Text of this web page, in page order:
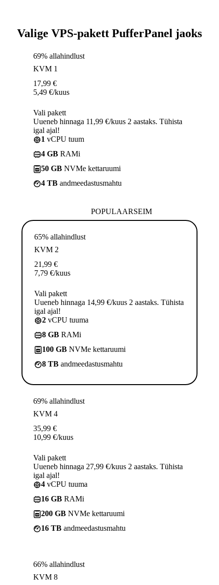
Valige VPS-pakett PufferPanel jaoks
69% allahindlust
KVM 1
17,99 €
5,49 €/kuus
Vali pakett
Uueneb hinnaga 11,99 €/kuus 2 aastaks. Tühista
igal ajal!
1 vCPU tuum
4 GB RAMi
50 GB NVMe kettaruumi
4 TB andmeedastusmahtu
POPULAARSEIM
65% allahindlust
KVM 2
21,99 €
7,79 €/kuus
Vali pakett
Uueneb hinnaga 14,99 €/kuus 2 aastaks. Tühista
igal ajal!
2 vCPU tuuma
8 GB RAMi
100 GB NVMe kettaruumi
8 TB andmeedastusmahtu
69% allahindlust
KVM 4
35,99 €
10,99 €/kuus
Vali pakett
Uueneb hinnaga 27,99 €/kuus 2 aastaks. Tühista
igal ajal!
4 vCPU tuuma
16 GB RAMi
200 GB NVMe kettaruumi
16 TB andmeedastusmahtu
66% allahindlust
KVM 8